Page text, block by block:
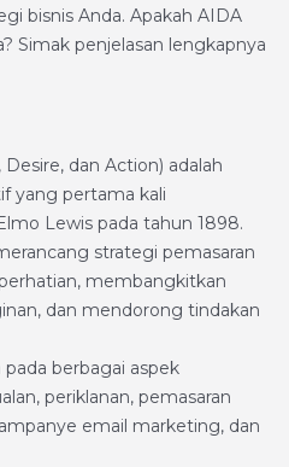
bisnis Anda. Apakah AIDA
Simak penjelasan lengkapnya
dan Action) adalah
yang pertama kali
Lewis pada tahun 1898.
strategi pemasaran
membangkitkan
dan mendorong tindakan
berbagai aspek
periklanan, pemasaran
email marketing, dan